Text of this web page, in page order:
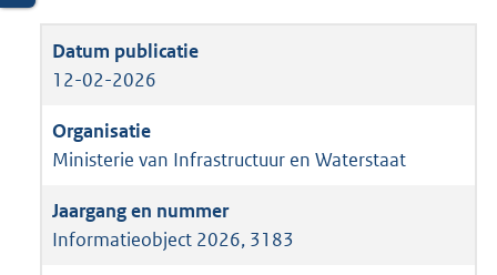
12-02-2026
Ministerie van Infrastructuur en Waterstaat
Informatieobject 2026, 3183